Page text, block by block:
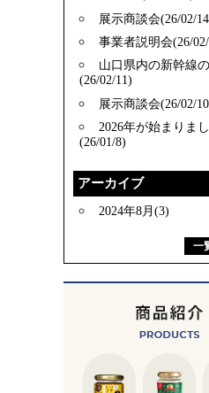
展示商談会(26/02/
事業者説明会(26/
山口県内の新幹線の
(26/02/11)
展示商談会(26/02/
2026年が始まりま
(26/01/8)
アーカイブ
2024年8月(3)
一